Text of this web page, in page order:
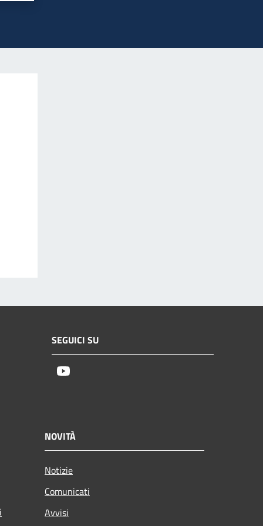
SEGUICI SU
NOVITÀ
Notizie
Comunicati
Avvisi